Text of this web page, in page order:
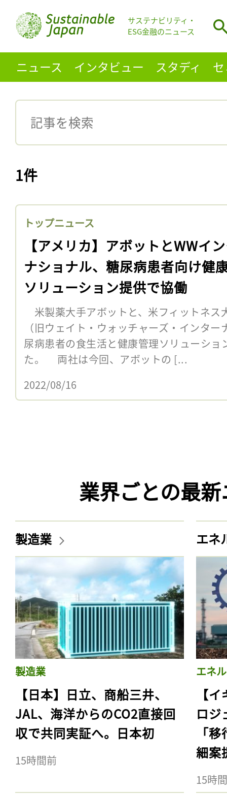
サステナビリティ・
ESG金融のニュース
ニュース インタビュー スタディ
1件
トップニュース
【アメリカ】アボットとWWイ
ナショナル、糖尿病患者向け健
ソリューション提供で協働
米製薬大手アボットと、米フィットネス
（旧ウェイト・ウォッチャーズ・インタ
尿病患者の食生活と健康管理ソリューショ
た。 両社は今回、アボットの [...
2022/08/16
業界ごとの最
製造業
製造業
【日本】日立、商船三井、
JAL、海洋からのCO2直接回
収で共同実証へ。日本初
15時間前
エネ
エネ
【
ロジ
「
細案
15時